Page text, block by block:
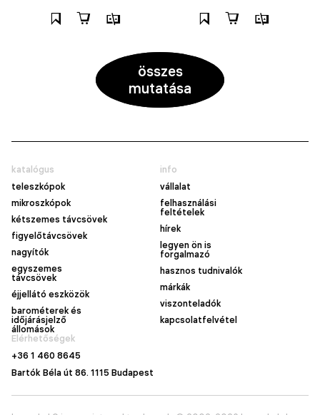
összes
mutatása
katalógus
teleszkópok
mikroszkópok
kétszemes távcsövek
figyelőtávcsövek
nagyítók
egyszemes
távcsövek
éjjellátó eszközök
barométerek és
időjárásjelző
állomások
info
vállalat
felhasználási
feltételek
hírek
legyen ön is
forgalmazó
hasznos tudnivalók
márkák
viszonteladók
kapcsolatfelvétel
Elérhetőségek
+36 1 460 8645
Bartók Béla út 86. 1115 Budapest